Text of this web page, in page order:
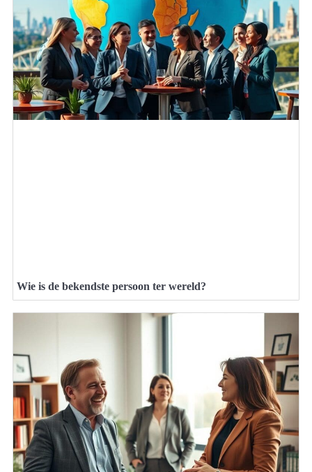
Wie is de bekendste persoon ter wereld?